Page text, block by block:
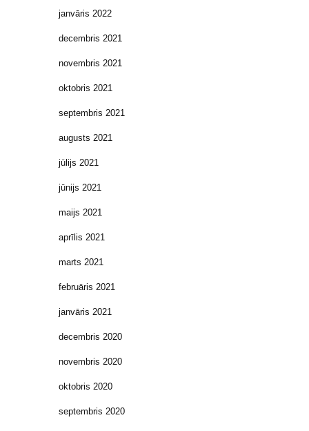
janvāris 2022
decembris 2021
novembris 2021
oktobris 2021
septembris 2021
augusts 2021
jūlijs 2021
jūnijs 2021
maijs 2021
aprīlis 2021
marts 2021
februāris 2021
janvāris 2021
decembris 2020
novembris 2020
oktobris 2020
septembris 2020